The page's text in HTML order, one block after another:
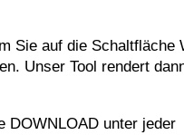
Sie auf die Schaltfläche
Unser Tool rendert
DOWNLOAD unter jeder